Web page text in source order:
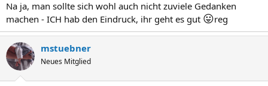
Na ja, man sollte sich wohl auch nicht zuviele Gedanken
machen - ICH hab den Eindruck, ihr geht es gut 😛reg
mstuebner
Neues Mitglied